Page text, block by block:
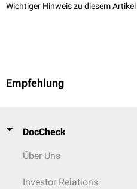
Wichtiger Hinweis zu diesem Artikel
Empfehlung
DocCheck
Über Uns
Investor Relations